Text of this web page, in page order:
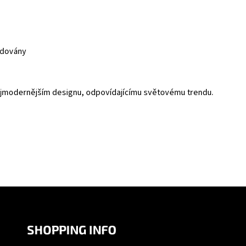
designu, odpovídajícímu světovému trendu.
SHOPPING INFO